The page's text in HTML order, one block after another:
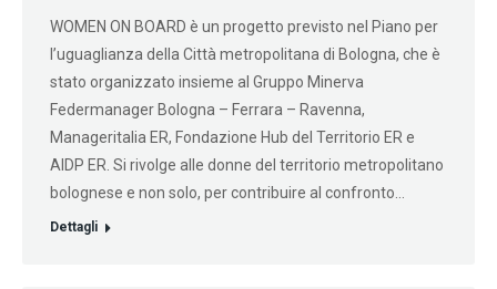
WOMEN ON BOARD è un progetto previsto nel Piano per
l’uguaglianza della Città metropolitana di Bologna, che è
stato organizzato insieme al Gruppo Minerva
Federmanager Bologna – Ferrara – Ravenna,
Manageritalia ER, Fondazione Hub del Territorio ER e
AIDP ER. Si rivolge alle donne del territorio metropolitano
bolognese e non solo, per contribuire al confronto…
Dettagli